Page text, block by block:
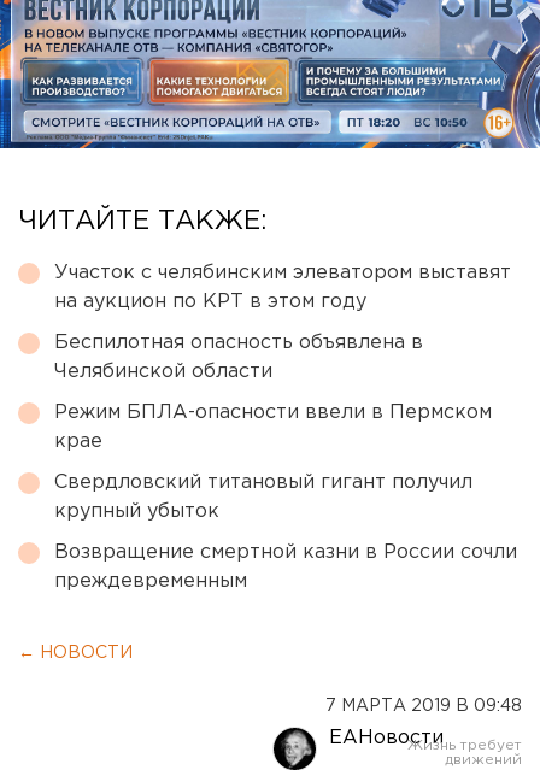
ЧИТАЙТЕ ТАКЖЕ:
Участок с челябинским элеватором выставят
на аукцион по КРТ в этом году
Беспилотная опасность объявлена в
Челябинской области
Режим БПЛА-опасности ввели в Пермском
крае
Свердловский титановый гигант получил
крупный убыток
Возвращение смертной казни в России сочли
преждевременным
← НОВОСТИ
7 МАРТА 2019 В 09:48
ЕАНовости